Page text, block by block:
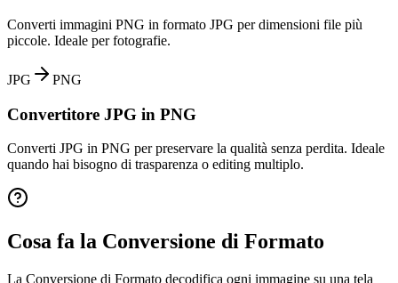
Converti immagini PNG in formato JPG per dimensioni file più
piccole. Ideale per fotografie.
JPG PNG
Convertitore JPG in PNG
Converti JPG in PNG per preservare la qualità senza perdita. Ideale
quando hai bisogno di trasparenza o editing multiplo.
Cosa fa la Conversione di Formato
La Conversione di Formato decodifica ogni immagine su una tela